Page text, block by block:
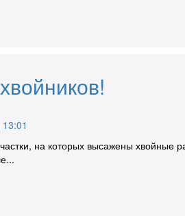
на которых высажены хвойные